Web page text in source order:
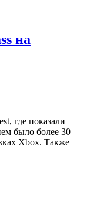
на
где показали
было более 30
Xbox. Также